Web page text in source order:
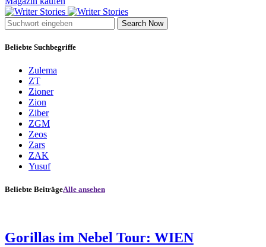
Search Now
Beliebte Suchbegriffe
Zulema
ZT
Zioner
Zion
Ziber
ZGM
Zeos
Zars
ZAK
Yusuf
Beliebte BeiträgeAlle ansehen
Gorillas im Nebel Tour: WIEN